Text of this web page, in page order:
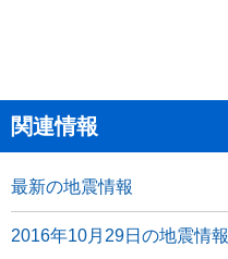
関連情報
最新の地震情報
2016年10月29日の地震情報